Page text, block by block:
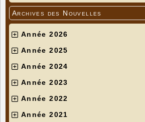
Archives des Nouvelles
Année 2026
Année 2025
Année 2024
Année 2023
Année 2022
Année 2021